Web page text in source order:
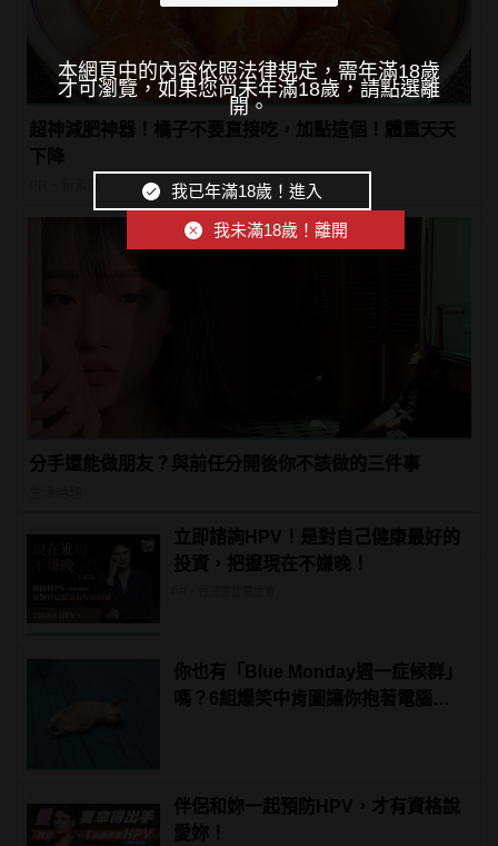
本網頁中的內容依照法律規定，需年滿18歲
才可瀏覽，如果您尚未年滿18歲，請點選離
開。
我已年滿18歲！進入
我未滿18歲！離開
超神減肥神器！橘子不要直接吃，加點這個！體重天天
下降
分手還能做朋友？與前任分開後你不該做的三件事
立即諮詢HPV！是對自己健康最好的
投資，把握現在不嫌晚！
你也有「Blue Monday週一症候群」
嗎？6組爆笑中肯圖讓你抱著電腦大
伴侶和妳一起預防HPV，才有資格說
愛妳！